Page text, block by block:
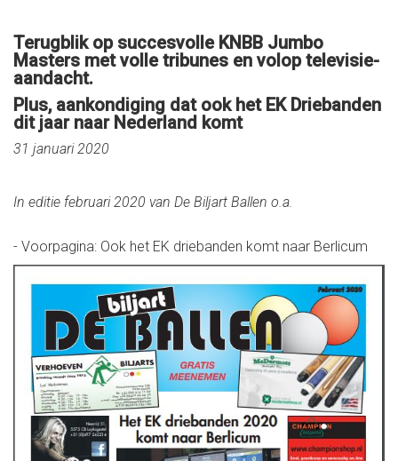
Terugblik op succesvolle KNBB Jumbo
Masters met volle tribunes en volop televisie-
aandacht.
Plus, aankondiging dat ook het EK Driebanden
dit jaar naar Nederland komt
31 januari 2020
In editie februari 2020 van De Biljart Ballen o.a.
- Voorpagina: Ook het EK driebanden komt naar Berlicum